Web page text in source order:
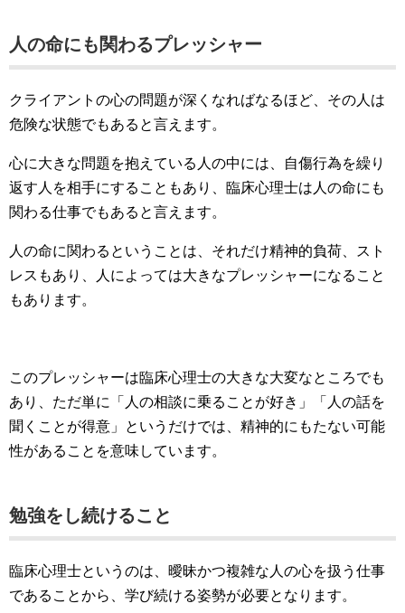
人の命にも関わるプレッシャー
クライアントの心の問題が深くなればなるほど、その人は
危険な状態でもあると言えます。
心に大きな問題を抱えている人の中には、自傷行為を繰り
返す人を相手にすることもあり、臨床心理士は人の命にも
関わる仕事でもあると言えます。
人の命に関わるということは、それだけ精神的負荷、スト
レスもあり、人によっては大きなプレッシャーになること
もあります。
このプレッシャーは臨床心理士の大きな大変なところでも
あり、ただ単に「人の相談に乗ることが好き」「人の話を
聞くことが得意」というだけでは、精神的にもたない可能
性があることを意味しています。
勉強をし続けること
臨床心理士というのは、曖昧かつ複雑な人の心を扱う仕事
であることから、学び続ける姿勢が必要となります。